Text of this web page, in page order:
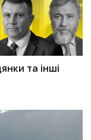
та інші